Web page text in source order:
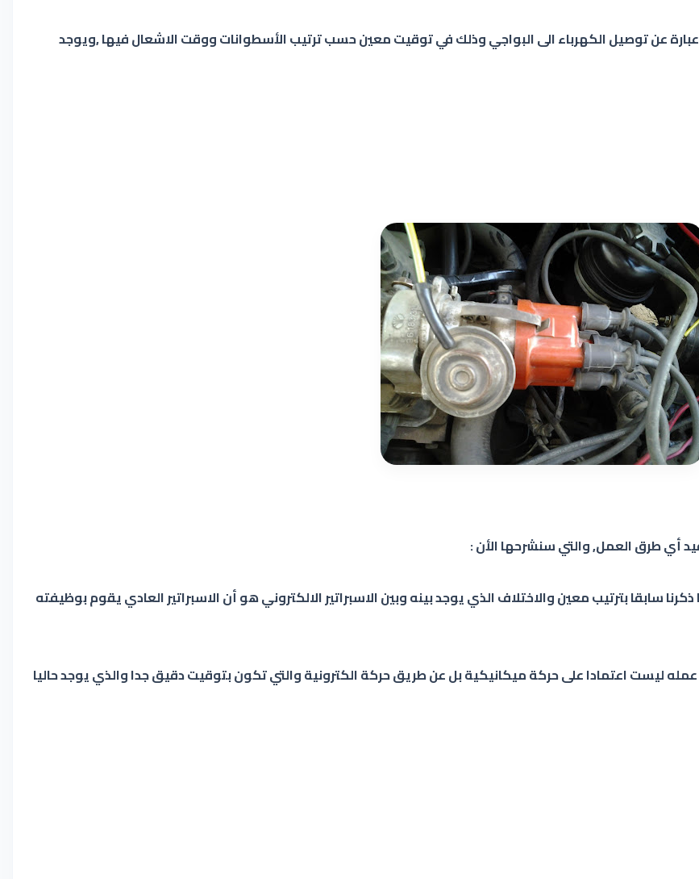
عن توصيل الكهرباء الى البواجي وذلك في توقيت معين حسب ترتيب الأسطوانات ووقت الاشعال فيها ,ويوجد
أي طرق العمل, والتي سنشرحها الأن :
سابقا بترتيب معين والاختلاف الذي يوجد بينه وبين الاسبراتير الالكتروني هو أن الاسبراتير العادي يقوم بوظيفته
ليست اعتمادا على حركة ميكانيكية بل عن طريق حركة الكترونية والتي تكون بتوقيت دقيق جدا والذي يوجد حاليا